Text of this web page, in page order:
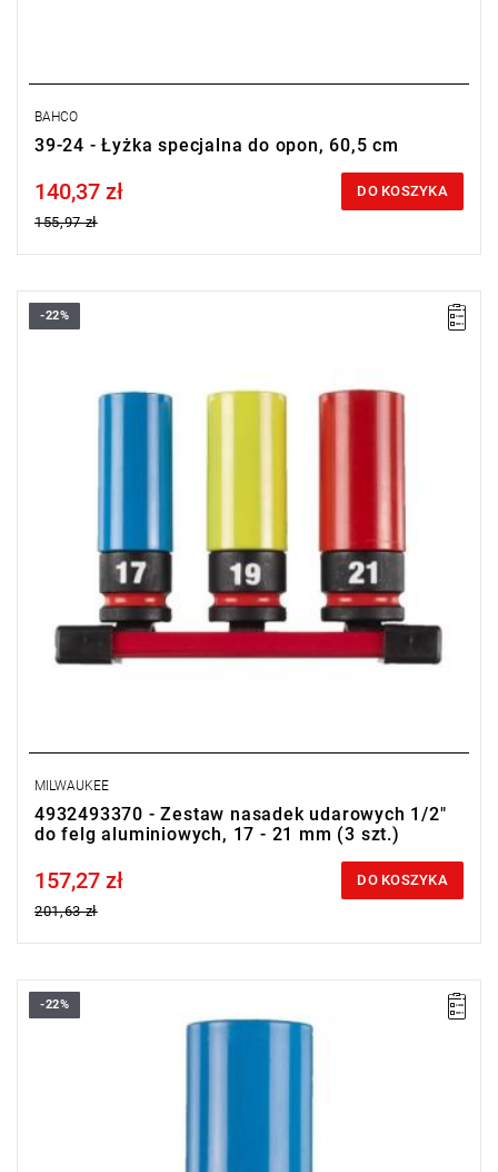
BAHCO
39-24 - Łyżka specjalna do opon, 60,5 cm
Price tax included
140,37 zł
155,97 zł
DO KOSZYKA
-22%
MILWAUKEE
4932493370 - Zestaw nasadek udarowych 1/2"
do felg aluminiowych, 17 - 21 mm (3 szt.)
Price tax included
157,27 zł
201,63 zł
DO KOSZYKA
-22%